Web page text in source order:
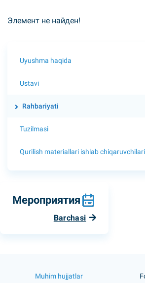
Элемент не найден!
Uyushma haqida
Ustavi
Rahbariyati
Tuzilmasi
Qurilish materiallari ishlab
Мероприятия
Barchasi
Muhim hujjatlar